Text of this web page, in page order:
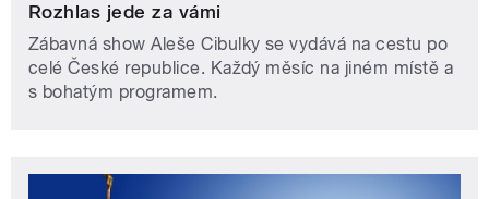
Rozhlas jede za vámi
Zábavná show Aleše Cibulky se vydává na cestu po
celé České republice. Každý měsíc na jiném místě a
s bohatým programem.